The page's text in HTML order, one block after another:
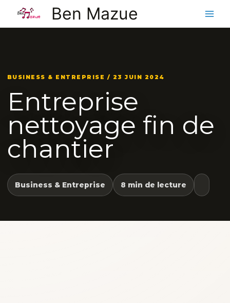
contenu
Ben Mazue
BUSINESS & ENTREPRISE / 23 JUIN 2024
Entreprise
nettoyage fin de
chantier
Business & Entreprise 8 min de lecture